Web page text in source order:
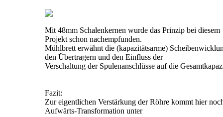
Mit 48mm Schalenkernen wurde das Prinzip bei diesem
Projekt schon nachempfunden.
Mühlbrett erwähnt die (kapazitätsarme)
den Übertragern und den Einfluss der
Verschaltung der Spulenanschlüsse auf die
Fazit:
Zur eigentlichen Verstärkung der Röhre kommt hier
Aufwärts-Transformation unter